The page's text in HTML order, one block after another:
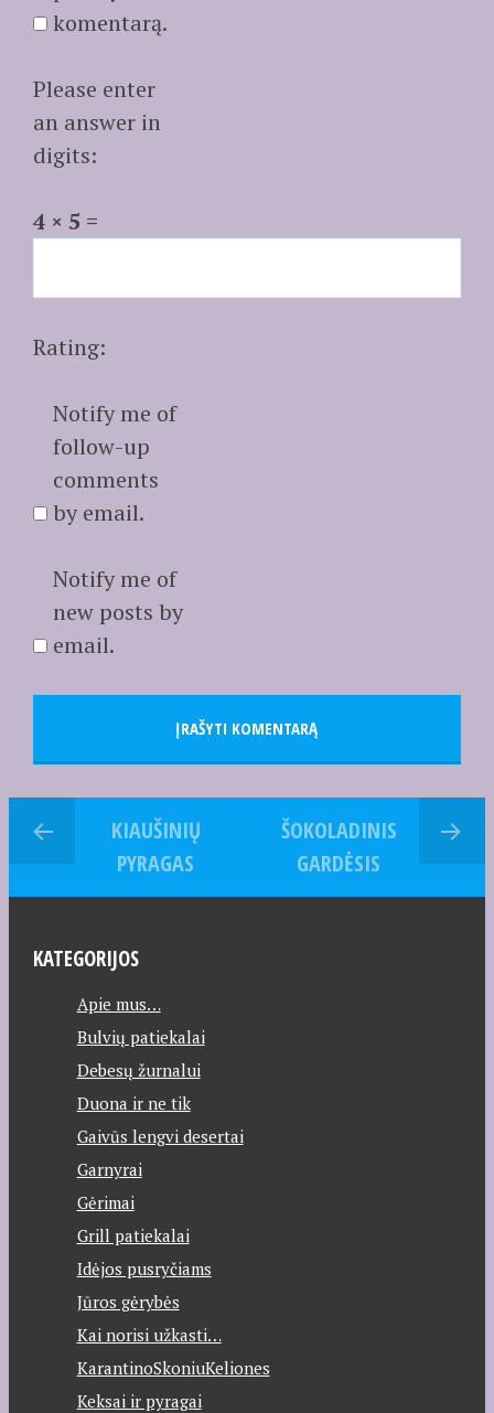
komentarą.
Please enter
an answer in
digits:
4 × 5 =
Rating:
Notify me of
follow-up
comments
by email.
Notify me of
new posts by
email.
KIAUŠINIŲ
PYRAGAS
ŠOKOLADINIS
GARDĖSIS
KATEGORIJOS
Apie mus…
Bulvių patiekalai
Debesų žurnalui
Duona ir ne tik
Gaivūs lengvi desertai
Garnyrai
Gėrimai
Grill patiekalai
Idėjos pusryčiams
Jūros gėrybės
Kai norisi užkasti…
KarantinoSkoniuKeliones
Keksai ir pyragai